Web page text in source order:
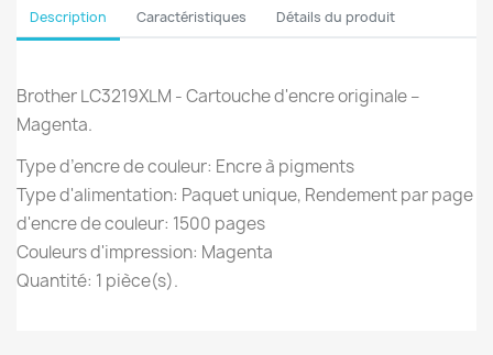
Description Caractéristiques Détails du produit
Brother LC3219XLM - Cartouche d'encre originale –
Magenta.
Type d’encre de couleur: Encre à pigments
Type d'alimentation: Paquet unique, Rendement par page
d'encre de couleur: 1500 pages
Couleurs d'impression: Magenta
Quantité: 1 pièce(s).